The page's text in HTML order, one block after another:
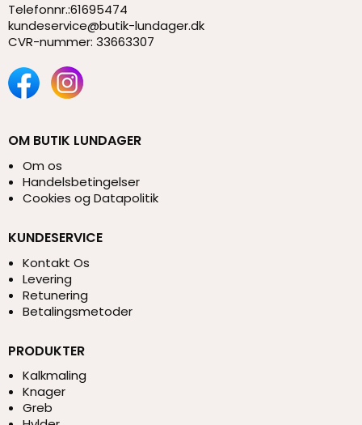
Telefonnr.:61695474
kundeservice@butik-lundager.dk
CVR-nummer: 33663307
OM BUTIK LUNDAGER
Om os
Handelsbetingelser
Cookies og Datapolitik
KUNDESERVICE
Kontakt Os
Levering
Retunering
Betalingsmetoder
PRODUKTER
Kalkmaling
Knager
Greb